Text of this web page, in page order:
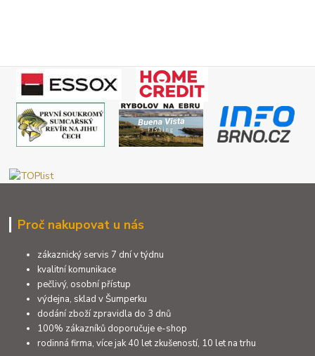
Proč nakupovat u nás
zákaznický servis 7 dní v týdnu
kvalitní komunikace
pečlivý, osobní přístup
výdejna, sklad v Šumperku
dodání zboží zpravidla do 3 dnů
100% zákazníků doporučuje e-shop
rodinná firma, více jak 40 let zkušeností, 10 let na trhu